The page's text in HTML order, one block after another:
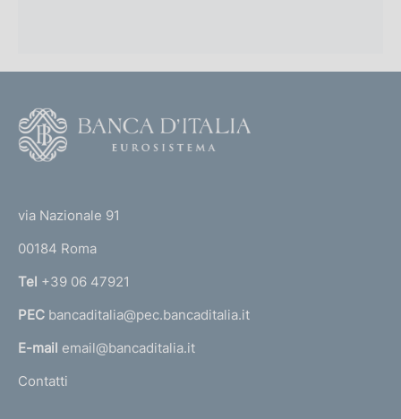
r
n
a
l
'
via Nazionale 91
00184 Roma
Tel +39 06 47921
PEC bancaditalia@pec.bancaditalia.it
E-mail email@bancaditalia.it
Contatti